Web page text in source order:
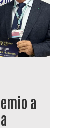
a